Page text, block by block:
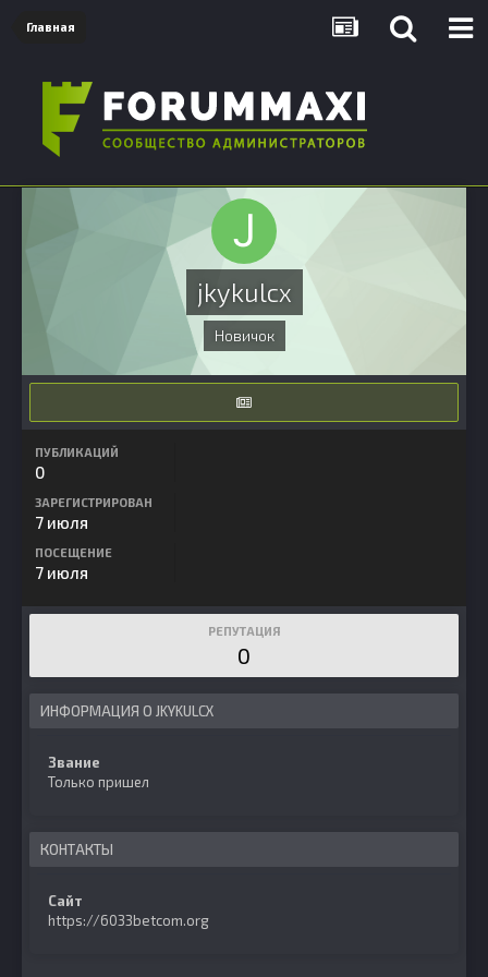
Главная
jkykulcx
Новичок
ПУБЛИКАЦИЙ
0
ЗАРЕГИСТРИРОВАН
7 июля
ПОСЕЩЕНИЕ
7 июля
РЕПУТАЦИЯ
0
ИНФОРМАЦИЯ О JKYKULCX
Звание
Только пришел
КОНТАКТЫ
Сайт
https://6033betcom.org